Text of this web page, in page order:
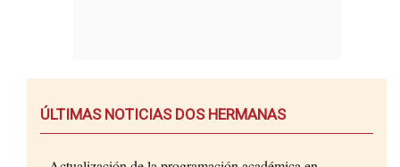
ÚLTIMAS NOTICIAS DOS HERMANAS